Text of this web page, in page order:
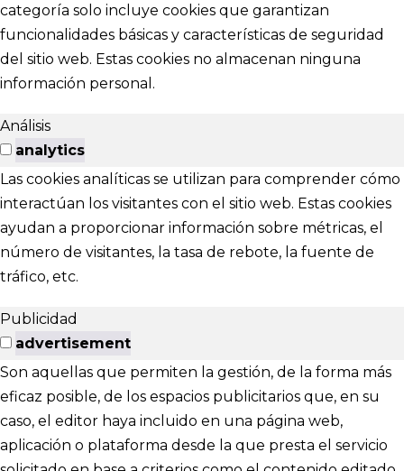
categoría solo incluye cookies que garantizan
funcionalidades básicas y características de seguridad
del sitio web. Estas cookies no almacenan ninguna
información personal.
Análisis
analytics
Las cookies analíticas se utilizan para comprender cómo
interactúan los visitantes con el sitio web. Estas cookies
ayudan a proporcionar información sobre métricas, el
número de visitantes, la tasa de rebote, la fuente de
tráfico, etc.
Publicidad
advertisement
Son aquellas que permiten la gestión, de la forma más
eficaz posible, de los espacios publicitarios que, en su
caso, el editor haya incluido en una página web,
aplicación o plataforma desde la que presta el servicio